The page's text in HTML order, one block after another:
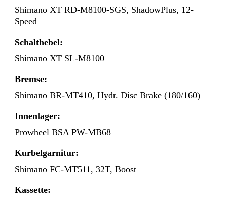
Shimano XT RD-M8100-SGS, ShadowPlus, 12-
Speed
Schalthebel:
Shimano XT SL-M8100
Bremse:
Shimano BR-MT410, Hydr. Disc Brake (180/160)
Innenlager:
Prowheel BSA PW-MB68
Kurbelgarnitur:
Shimano FC-MT511, 32T, Boost
Kassette: